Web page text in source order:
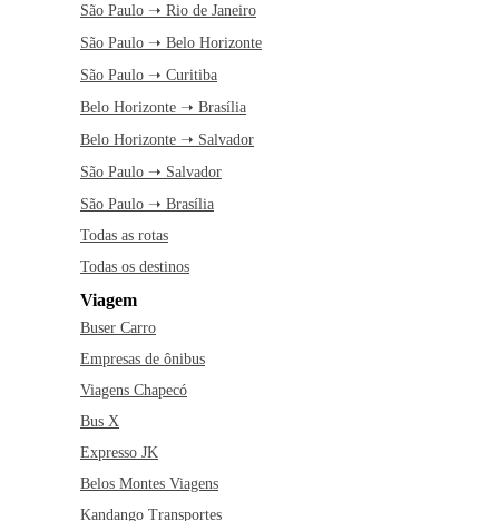
São Paulo ➝ Rio de Janeiro
São Paulo ➝ Belo Horizonte
São Paulo ➝ Curitiba
Belo Horizonte ➝ Brasília
Belo Horizonte ➝ Salvador
São Paulo ➝ Salvador
São Paulo ➝ Brasília
Todas as rotas
Todas os destinos
Viagem
Buser Carro
Empresas de ônibus
Viagens Chapecó
Bus X
Expresso JK
Belos Montes Viagens
Kandango Transportes